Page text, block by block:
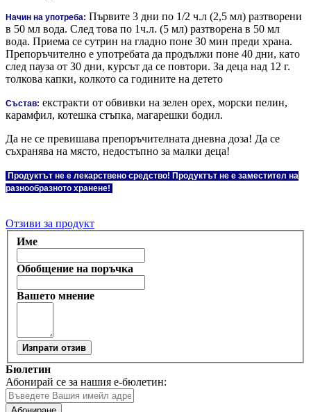
Начин на употреба: Първите 3 дни по 1/2 ч.л (2,5 мл) разтворени
в 50 мл вода. След това по 1ч.л. (5 мл) разтворена в 50 мл
вода. Приема се сутрин на гладно поне 30 мин преди храна.
Препоръчително е употребата да продължи поне 40 дни, като
след пауза от 30 дни, курсът да се повтори. За деца над 12 г.
толкова капки, колкото са годините на детето
Състав: екстракти от обвивки на зелен орех, морски пелин,
карамфил, котешка стъпка, магарешки бодил.
Да не се превишава препоръчителната дневна доза! Да се
съхранява на място, недостъпно за малки деца!
Продуктът не е лекарствено средство! Продуктът не е заместител на
разнообразното хранене!
Отзиви за продукт
Име
Обобщение на поръчка
Вашето мнение
Изпрати отзив
Бюлетин
Абонирай се за нашия е-бюлетин: